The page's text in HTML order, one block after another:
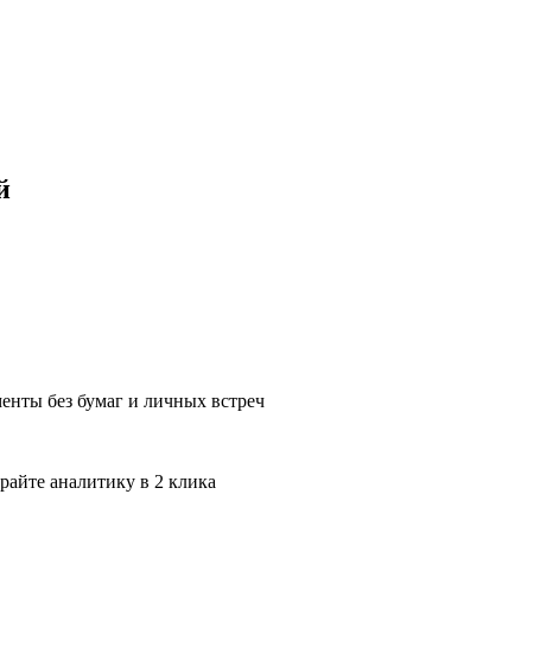
без бумаг и личных встреч
аналитику в 2 клика